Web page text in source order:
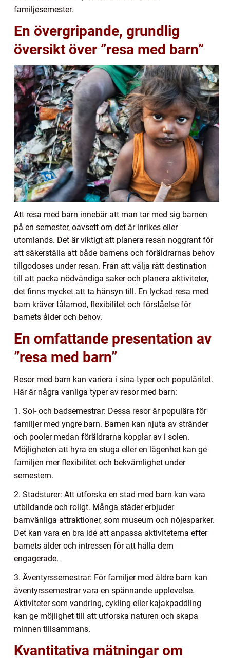
familjesemester.
En övergripande, grundlig
översikt över ”resa med barn”
Att resa med barn innebär att man tar med sig barnen
på en semester, oavsett om det är inrikes eller
utomlands. Det är viktigt att planera resan noggrant för
att säkerställa att både barnens och föräldrarnas behov
tillgodoses under resan. Från att välja rätt destination
till att packa nödvändiga saker och planera aktiviteter,
det finns mycket att ta hänsyn till. En lyckad resa med
barn kräver tålamod, flexibilitet och förståelse för
barnets ålder och behov.
En omfattande presentation av
”resa med barn”
Resor med barn kan variera i sina typer och populäritet.
Här är några vanliga typer av resor med barn:
1. Sol- och badsemestrar: Dessa resor är populära för
familjer med yngre barn. Barnen kan njuta av stränder
och pooler medan föräldrarna kopplar av i solen.
Möjligheten att hyra en stuga eller en lägenhet kan ge
familjen mer flexibilitet och bekvämlighet under
semestern.
2. Stadsturer: Att utforska en stad med barn kan vara
utbildande och roligt. Många städer erbjuder
barnvänliga attraktioner, som museum och nöjesparker.
Det kan vara en bra idé att anpassa aktiviteterna efter
barnets ålder och intressen för att hålla dem
engagerade.
3. Äventyrssemestrar: För familjer med äldre barn kan
äventyrssemestrar vara en spännande upplevelse.
Aktiviteter som vandring, cykling eller kajakpaddling
kan ge möjlighet till att utforska naturen och skapa
minnen tillsammans.
Kvantitativa mätningar om